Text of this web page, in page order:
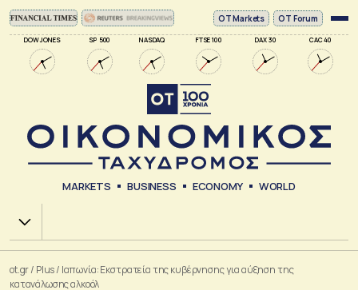
DOW JONES SP 500 NASDAQ FTSE 100 DAX 30 CAC 40
ΟΤ Markets OT Forum
MARKETS BUSINESS ECONOMY WORLD
Χ.Α.
ot.gr/ Plus/ Ιαπωνία: Εκστρατεία της κυβέρνησης για αύξηση της
κατανάλωσης αλκοόλ